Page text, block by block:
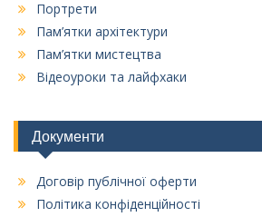
Портрети
Пам’ятки архітектури
Пам’ятки мистецтва
Відеоуроки та лайфхаки
Документи
Договір публічної оферти
Політика конфіденційності